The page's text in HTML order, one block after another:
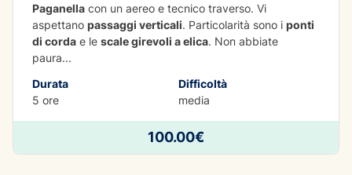
Paganella con un aereo e tecnico traverso. Vi
aspettano passaggi verticali. Particolarità sono i ponti
di corda e le scale girevoli a elica. Non abbiate
paura...
Durata
5 ore
Difficoltà
media
100.00€
Via Ferrata Sosat